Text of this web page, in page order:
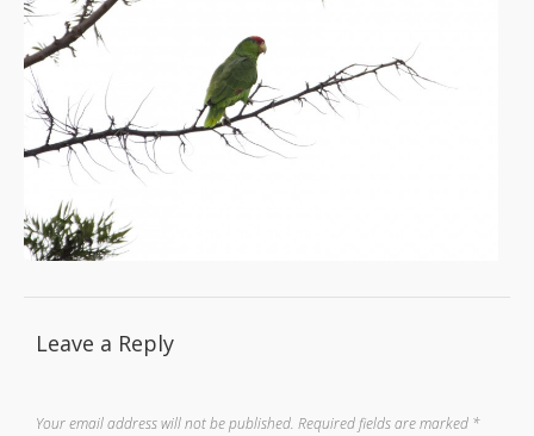
Leave a Reply
Your email address will not be published. Required fields are marked *